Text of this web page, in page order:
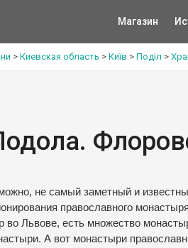
Магазин
> Киевская область > Київ > Поділ >
не самый заметный и
православного
во Львове, есть множество
А вот монастыри